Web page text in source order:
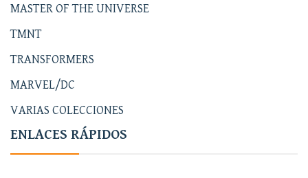
MASTER OF THE UNIVERSE
TMNT
TRANSFORMERS
MARVEL/DC
VARIAS COLECCIONES
ENLACES RÁPIDOS